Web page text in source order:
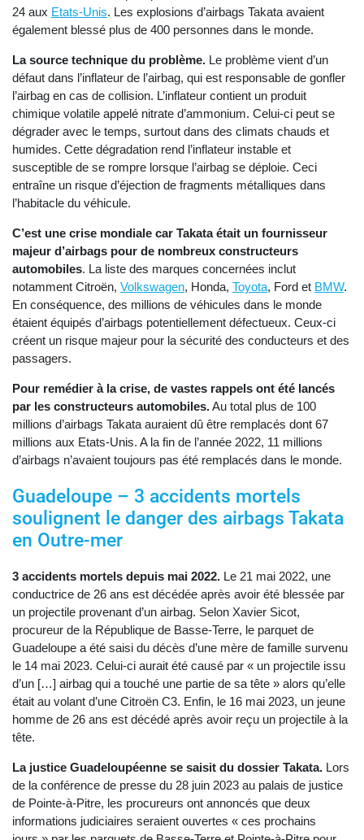
24 aux Etats-Unis. Les explosions d’airbags Takata avaient
également blessé plus de 400 personnes dans le monde.
La source technique du problème. Le problème vient d’un
défaut dans l’inflateur de l’airbag, qui est responsable de gonfler
l’airbag en cas de collision. L’inflateur contient un produit
chimique volatile appelé nitrate d’ammonium. Celui-ci peut se
dégrader avec le temps, surtout dans des climats chauds et
humides. Cette dégradation rend l’inflateur instable et
susceptible de se rompre lorsque l’airbag se déploie. Ceci
entraîne un risque d’éjection de fragments métalliques dans
l’habitacle du véhicule.
C’est une crise mondiale car Takata était un fournisseur
majeur d’airbags pour de nombreux constructeurs
automobiles. La liste des marques concernées inclut
notamment Citroën, Volkswagen, Honda, Toyota, Ford et BMW.
En conséquence, des millions de véhicules dans le monde
étaient équipés d’airbags potentiellement défectueux. Ceux-ci
créent un risque majeur pour la sécurité des conducteurs et des
passagers.
Pour remédier à la crise, de vastes rappels ont été lancés
par les constructeurs automobiles.Au total plus de 100
millions d’airbags Takata auraient dû être remplacés dont 67
millions aux Etats-Unis. A la fin de l’année 2022, 11 millions
d’airbags n’avaient toujours pas été remplacés dans le monde.
Guadeloupe – 3 accidents mortels
soulignent le danger des airbags Takata
en Outre-mer
3 accidents mortels depuis mai 2022. Le 21 mai 2022, une
conductrice de 26 ans est décédée après avoir été blessée par
un projectile provenant d’un airbag. Selon Xavier Sicot,
procureur de la République de Basse-Terre, le parquet de
Guadeloupe a été saisi du décès d’une mère de famille survenu
le 14 mai 2023. Celui-ci aurait été causé par « un projectile issu
d’un […] airbag qui a touché une partie de sa tête » alors qu’elle
était au volant d’une Citroën C3. Enfin, le 16 mai 2023, un jeune
homme de 26 ans est décédé après avoir reçu un projectile à la
tête.
La justice Guadeloupéenne se saisit du dossier Takata. Lors
de la conférence de presse du 28 juin 2023 au palais de justice
de Pointe-à-Pitre, les procureurs ont annoncés que deux
informations judiciaires seraient ouvertes « ces prochains